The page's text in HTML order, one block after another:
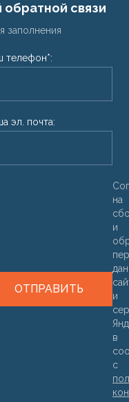
связи
заполнения
телефон*:
эл. почта:
ОТПРАВИТЬ
на
и
и
в
с